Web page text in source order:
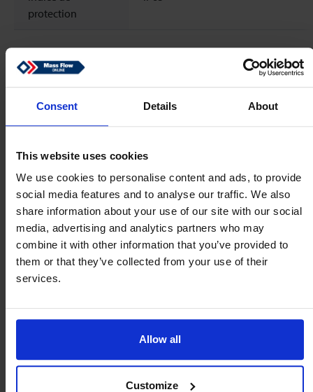
Consent Details About
This website uses cookies
We use cookies to personalise content and ads, to provide
social media features and to analyse our traffic. We also
share information about your use of our site with our social
media, advertising and analytics partners who may
combine it with other information that you’ve provided to
them or that they’ve collected from your use of their
services.
Allow all
Customize
protection
Propriétés électriques
Alimentation
+15 … 24 Vdc ±10%
Sortie analogique 4…20 mA sourcing output
CEM CE / RoHS
Communication
numérique
RS232
Raccordement
électrique
8 DIN (male)